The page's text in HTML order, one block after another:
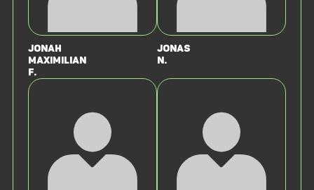
Jonah
Maximilian
F.
Jonas
N.